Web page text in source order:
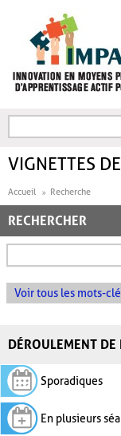
FORMULAIRE DE
VIGNETTES
Accueil Recherche
RECHERCHER
Voir tous les mots-
DÉROULEMENT
Sporadiques
En plusieurs